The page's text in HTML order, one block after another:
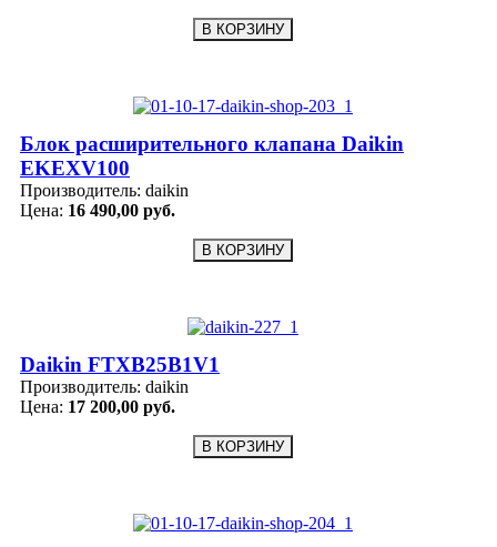
Блок расширительного клапана Daikin
EKEXV100
Производитель: daikin
Цена: 16 490,00 руб.
Daikin FTXB25B1V1
Производитель: daikin
Цена: 17 200,00 руб.